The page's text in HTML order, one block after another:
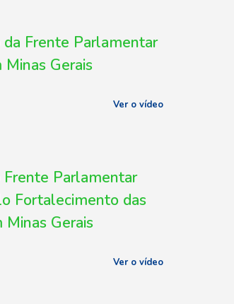
da Frente Parlamentar
Gerais
Ver o vídeo
Frente Parlamentar
Fortalecimento das
Minas Gerais
Ver o vídeo